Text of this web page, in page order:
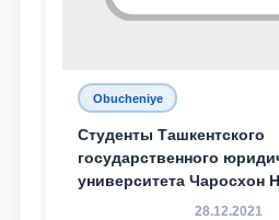
Obucheniye
Студенты Ташкентского
государственного
университета Чаросхон
Севдо Хакимходжаева,
28.12.2021